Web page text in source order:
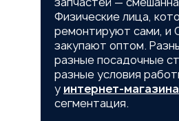
Физические лица,
ремонтируют сами, и
закупают оптом.
разные посадочные
разные условия
у интернет-магазина
сегментация.